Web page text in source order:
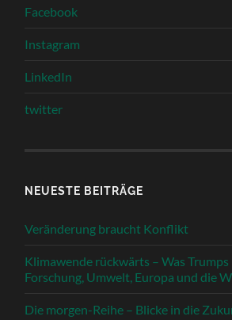
Facebook
Instagram
LinkedIn
twitter
NEUESTE BEITRÄGE
Veränderung braucht Konflikt
Klimawende rückwärts – Was
Forschung, Umwelt, Europa und die
Die morgen-Reihe – Blicke in die